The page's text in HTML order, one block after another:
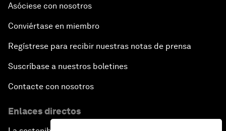
Asóciese con nosotros
Conviértase en miembro
Regístrese para recibir nuestras notas de prensa
Suscríbase a nuestros boletines
Contacte con nosotros
Enlaces directos